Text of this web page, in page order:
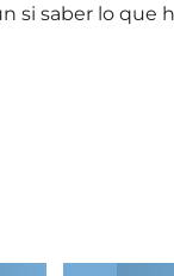
si saber lo que